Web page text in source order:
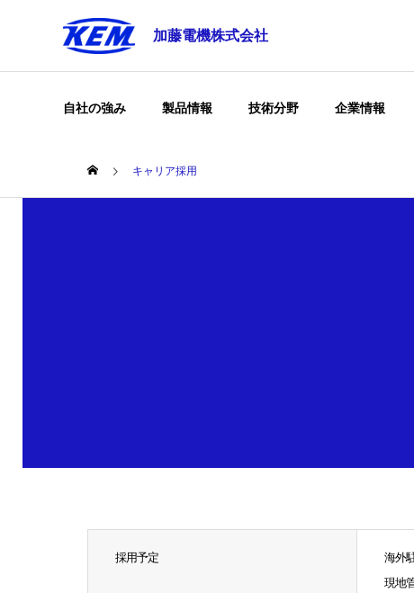
加藤電機株式会社
自社の強み 製品情報 技術分野 企業情報
キャリア採用
採用予定
海外
現地